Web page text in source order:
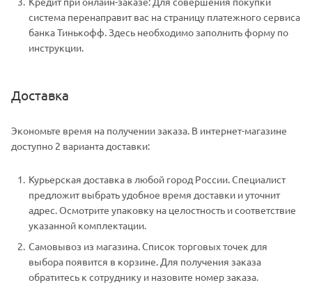
система перенаправит вас на страницу платежного сервиса
банка Тинькофф. Здесь необходимо заполнить форму по
инструкции.
Доставка
Экономьте время на получении заказа. В интернет-магазине
доступно 2 варианта доставки:
Курьерская доставка в любой город России. Специалист
предложит выбрать удобное время доставки и уточнит
адрес. Осмотрите упаковку на целостность и соответствие
указанной комплектации.
Самовывоз из магазина. Список торговых точек для
выбора появится в корзине. Для получения заказа
обратитесь к сотруднику и назовите номер заказа.